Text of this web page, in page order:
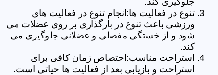
تنوع در فعالیت ها:انجام تنوع در فعالیت های
ورزشی باعث تنوع در بارگذاری بر روی عضلات می
شود و از خستگی مفصلی و عضلانی جلوگیری می
کند.
استراحت مناسب:اختصاص زمان کافی برای
استراحت و بازیابی بعد از فعالیت ها حیاتی است.